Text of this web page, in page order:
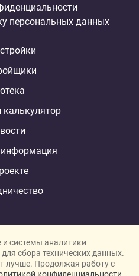
персональных данных
калькулятор
in Dubai
системы аналитики
сбора технических данных.
лучше. Продолжая работу с